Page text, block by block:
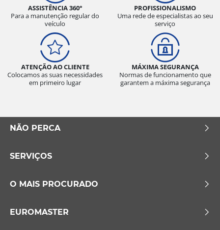
ASSISTÊNCIA 360°
Para a manutenção regular do
veículo
PROFISSIONALISMO
Uma rede de especialistas ao seu
serviço
ATENÇÃO AO CLIENTE
Colocamos as suas necessidades
em primeiro lugar
MÁXIMA SEGURANÇA
Normas de funcionamento que
garantem a máxima segurança
NÃO PERCA
SERVIÇOS
O MAIS PROCURADO
EUROMASTER